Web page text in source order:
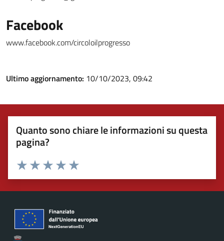
Facebook
www.facebook.com/circoloilprogresso
Ultimo aggiornamento: 10/10/2023, 09:42
Quanto sono chiare le informazioni su questa
pagina?
Valuta 5 stelle su 5
Valuta 4 stelle su 5
Valuta 3 stelle su 5
Valuta 2 stelle su 5
Valuta 1 stelle su 5